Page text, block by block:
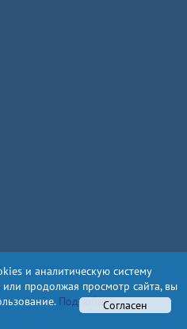
и аналитическую систему
продолжая просмотр сайта, вы
ПодробнееСогласен